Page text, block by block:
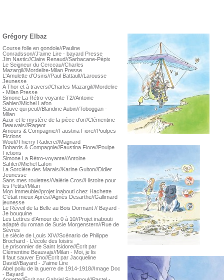
Grégory Elbaz
Course folle en gondole//Pauline
Conradsson//J'aime Lire - bayard Presse
Jim Nastic//Claire Renaud//Sarbacane-Pépix
Le Seigneur du Cerceau//Charles
Mazargil//Mordelire-Milan Presse
L'Amulette d'Osiris//Paul Battault//Larousse
Jeunesse
A Thor et à travers//Charles Mazargil//Mordelire
- Milan Presse
Simone La Rétro-voyante T2//Antoine
Sahler//Michel Lafon
Sauve qui peut//Blandine Aubin//Toboggan -
Milan
Azur et le mystère de la pièce d'or//Clémentine
Beauvais//Rageot
Amours & Compagnie//Faustina Fiore//Poulpes
Fictions
Wouf//Thierry Radiere//Magnard
Bobards & Compagnie//Faustina Fiore//Poulpe
Fictions
Simone La Rétro-voyante//Antoine
Sahler//Michel Lafon
La Sorcière des Marais//Karine Guiton//Didier
Jeunesse
Sans mes roulettes//Valérie Cros//Histoire pour
les Petits//Milan
Mon Immeuble//projet inabouti chez Hachette
C'était mieux Après//Agnès Desarthe//Gallimard
jeunesse
Le Réveil de la Belle au Bois Dormant // Bayard -
Je bouquine
Les Lettres d'Amour de 0 à 10//Projet inabouti
adapté du roman de Susie Morgenstern//Rue de
Sèvres
Le siècle de Louis XIV//Scénario de Philippe
Brochard - L'école des loisirs
Le prisonnier de Saint Isidore//Écrit par
Clémentine Beauvais//Milan - Moi, je lis
Il faut sauver Eno//Écrit par Jacqueline
David//Bayard - J'aime Lire
Abel poilu de la guerre de 1914-1918//Image Doc
- Bayard